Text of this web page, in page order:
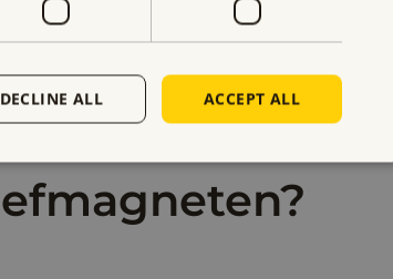
ACCEPT ALL
DECLINE ALL